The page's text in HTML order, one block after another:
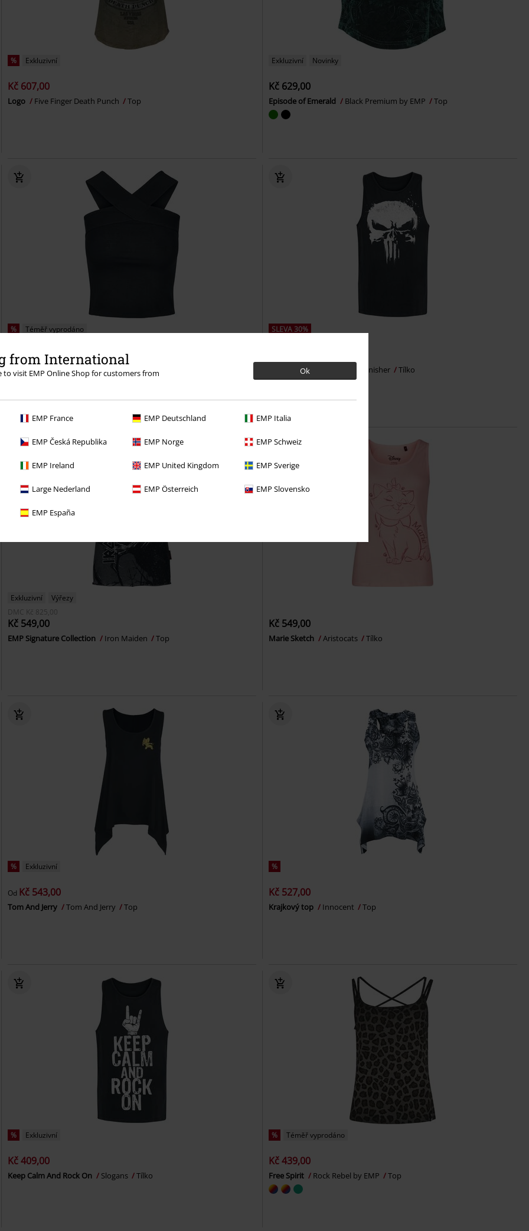
from International
to visit EMP Online Shop for customers from
Ok
EMP France EMP Deutschland EMP Italia
EMP Česká Republika EMP Norge EMP Schweiz
EMP Ireland EMP United Kingdom EMP Sverige
Large Nederland EMP Österreich EMP Slovensko
EMP España
% Exkluzivní
Kč 607,00
Logo Five Finger Death Punch Top
Exkluzivní Novinky
Kč 629,00
Episode of Emerald Black Premium by EMP Top
% Téměř vyprodáno
OdKč 327,00
Dámský top s překříženými ramínky Urban Classics
SLEVA 30%
Sprayed Skull Logo The Punisher Tílko
Exkluzivní
Výřezy
DMC
Kč 825,00
Kč 549,00
EMP Signature Collection Iron Maiden Top
Kč 549,00
Marie Sketch Aristocats Tílko
% Exkluzivní
Od Kč 543,00
Tom And Jerry Tom And Jerry Top
%
Kč 527,00
Krajkový top Innocent Top
% Exkluzivní
Kč 409,00
Keep Calm And Rock On Slogans Tílko
% Téměř vyprodáno
Kč 439,00
Free Spirit Rock Rebel by EMP Top